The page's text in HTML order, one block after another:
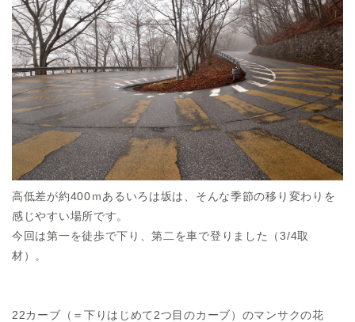
高低差が約400ｍあるいろは坂は、そんな季節の移り変わりを
感じやすい場所です。
今回は第一を徒歩で下り、第二を車で登りました（3/4取
材）。
22カーブ（＝下りはじめて2つ目のカーブ）のマンサクの花